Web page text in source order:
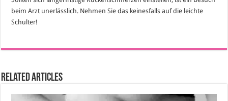
beim Arzt unerlässlich. Nehmen Sie das keinesfalls auf die leichte
Schulter!
Related Articles